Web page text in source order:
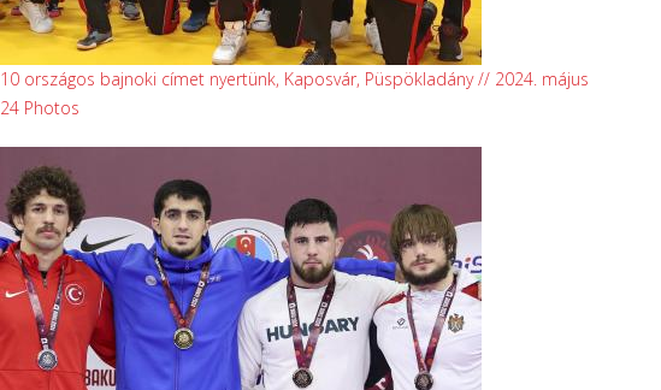
10 országos bajnoki címet nyertünk, Kaposvár, Püspökladány // 2024. május
24 Photos